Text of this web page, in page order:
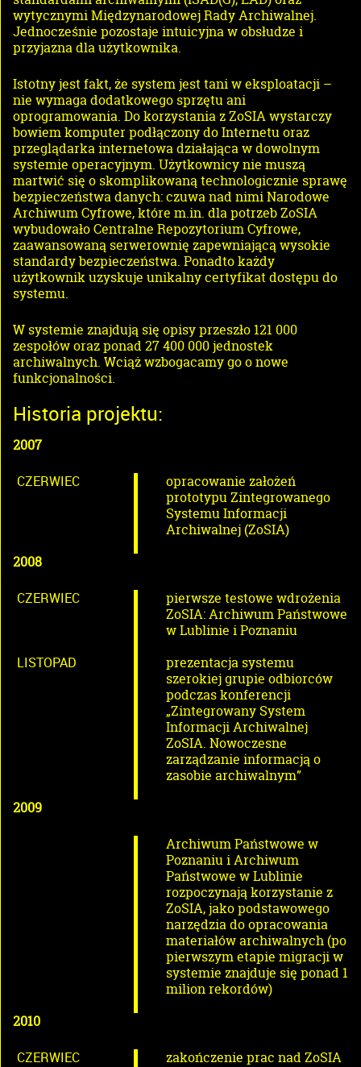
wytycznymi Międzynarodowej Rady Archiwalnej.
Jednocześnie pozostaje intuicyjna w obsłudze i
przyjazna dla użytkownika.
Istotny jest fakt, że system jest tani w eksploatacji –
nie wymaga dodatkowego sprzętu ani
oprogramowania. Do korzystania z ZoSIA wystarczy
bowiem komputer podłączony do Internetu oraz
przeglądarka internetowa działająca w dowolnym
systemie operacyjnym. Użytkownicy nie muszą
martwić się o skomplikowaną technologicznie sprawę
bezpieczeństwa danych: czuwa nad nimi Narodowe
Archiwum Cyfrowe, które m.in. dla potrzeb ZoSIA
wybudowało Centralne Repozytorium Cyfrowe,
zaawansowaną serwerownię zapewniającą wysokie
standardy bezpieczeństwa. Ponadto każdy
użytkownik uzyskuje unikalny certyfikat dostępu do
systemu.
W systemie znajdują się opisy przeszło 121 000
zespołów oraz ponad 27 400 000 jednostek
archiwalnych. Wciąż wzbogacamy go o nowe
funkcjonalności.
Historia projektu:
2007
CZERWIEC
opracowanie założeń
prototypu Zintegrowanego
Systemu Informacji
Archiwalnej (ZoSIA)
2008
CZERWIEC
pierwsze testowe wdrożenia
ZoSIA: Archiwum Państwowe
w Lublinie i Poznaniu
LISTOPAD
prezentacja systemu
szerokiej grupie odbiorców
podczas konferencji
„Zintegrowany System
Informacji Archiwalnej
ZoSIA. Nowoczesne
zarządzanie informacją o
zasobie archiwalnym”
2009
Archiwum Państwowe w
Poznaniu i Archiwum
Państwowe w Lublinie
rozpoczynają korzystanie z
ZoSIA, jako podstawowego
narzędzia do opracowania
materiałów archiwalnych (po
pierwszym etapie migracji w
systemie znajduje się ponad 1
milion rekordów)
2010
CZERWIEC
zakończenie prac nad ZoSIA